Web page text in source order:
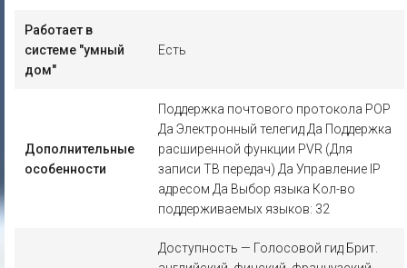
Работает в
системе "умный
дом"
Есть
Дополнительные
особенности
Поддержка почтового протокола POP
Да Электронный телегид Да Поддержка
расширенной функции PVR (Для
записи ТВ передач) Да Управление IP
адресом Да Выбор языка Кол-во
поддерживаемых языков: 32
Доступность — Голосовой гид Брит.